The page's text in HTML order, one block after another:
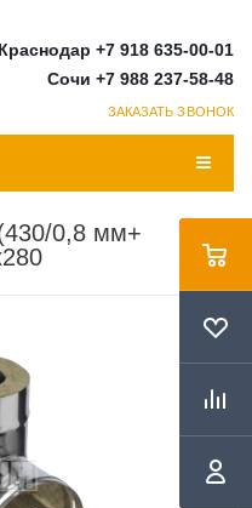
Краснодар +7 918 635-00-01
Сочи +7 988 237-58-48
ЗАКАЗАТЬ ЗВОНОК
0,8 мм+